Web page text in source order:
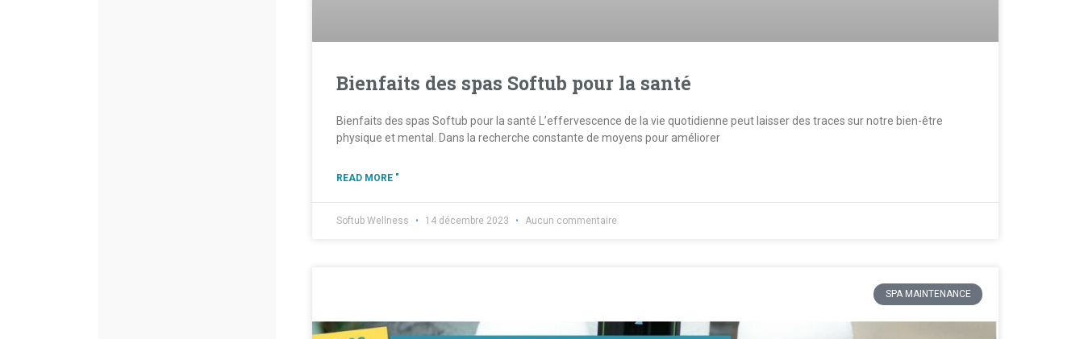
Bienfaits des spas Softub pour la santé
Bienfaits des spas Softub pour la santé L’effervescence de la vie quotidienne peut laisser des traces sur notre bien-être
physique et mental. Dans la recherche constante de moyens pour améliorer
READ MORE "
Softub Wellness 14 décembre 2023 Aucun commentaire
SPA MAINTENANCE